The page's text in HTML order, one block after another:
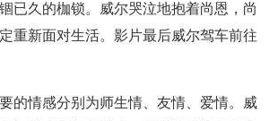
已久的枷锁。威尔哭泣地抱着尚恩，尚
重新面对生活。影片最后威尔驾车前往
的情感分别为师生情、友情、爱情。威